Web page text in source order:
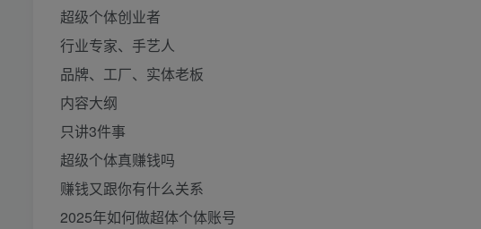
超级个体创业者
行业专家、手艺人
品牌、工厂、实体老板
内容大纲
只讲3件事
超级个体真赚钱吗
赚钱又跟你有什么关系
2025年如何做超体个体账号